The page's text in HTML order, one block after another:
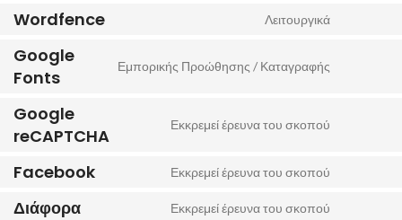
Wordfence Λειτουργικά
Google
Fonts
Εμπορικής Προώθησης / Καταγραφής
Google
reCAPTCHA
Εκκρεμεί έρευνα του σκοπού
Facebook Εκκρεμεί έρευνα του σκοπού
Διάφορα Εκκρεμεί έρευνα του σκοπού